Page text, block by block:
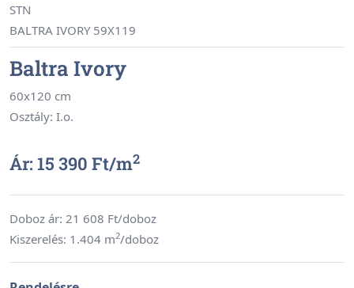
STN
BALTRA IVORY 59X119
Baltra Ivory
60x120 cm
Osztály: I.o.
Ár: 15 390 Ft/m2
Doboz ár: 21 608 Ft/doboz
Kiszerelés: 1.404 m2/doboz